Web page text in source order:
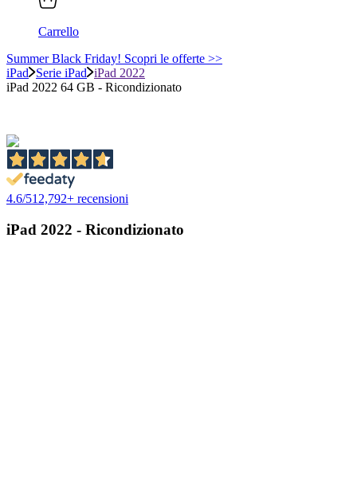
Carrello
Summer Black Friday! Scopri le offerte >>
iPad
Serie iPad iPad 2022
iPad 2022 64 GB - Ricondizionato
4.6/512,792+ recensioni
iPad 2022 - Ricondizionato